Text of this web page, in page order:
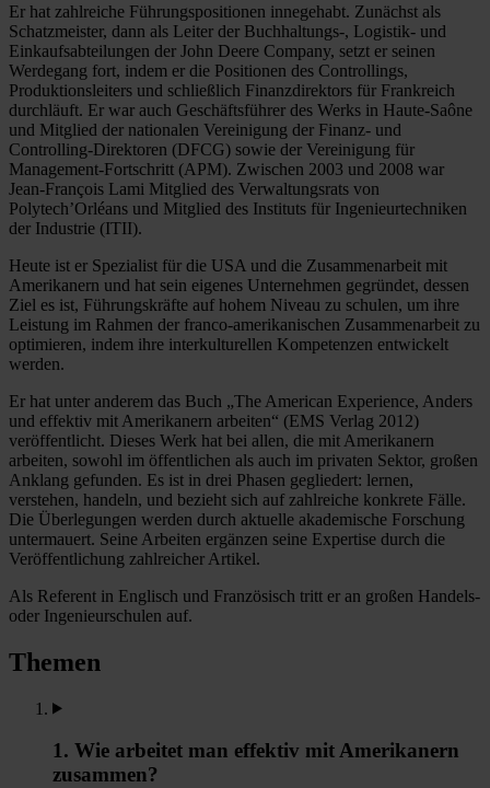
Er hat zahlreiche Führungspositionen innegehabt. Zunächst als
Schatzmeister, dann als Leiter der Buchhaltungs-, Logistik- und
Einkaufsabteilungen der John Deere Company, setzt er seinen
Werdegang fort, indem er die Positionen des Controllings,
Produktionsleiters und schließlich Finanzdirektors für Frankreich
durchläuft. Er war auch Geschäftsführer des Werks in Haute-Saône
und Mitglied der nationalen Vereinigung der Finanz- und
Controlling-Direktoren (DFCG) sowie der Vereinigung für
Management-Fortschritt (APM). Zwischen 2003 und 2008 war
Jean-François Lami Mitglied des Verwaltungsrats von
Polytech’Orléans und Mitglied des Instituts für Ingenieurtechniken
der Industrie (ITII).
Heute ist er Spezialist für die USA und die Zusammenarbeit mit
Amerikanern und hat sein eigenes Unternehmen gegründet, dessen
Ziel es ist, Führungskräfte auf hohem Niveau zu schulen, um ihre
Leistung im Rahmen der franco-amerikanischen Zusammenarbeit zu
optimieren, indem ihre interkulturellen Kompetenzen entwickelt
werden.
Er hat unter anderem das Buch „The American Experience, Anders
und effektiv mit Amerikanern arbeiten“ (EMS Verlag 2012)
veröffentlicht. Dieses Werk hat bei allen, die mit Amerikanern
arbeiten, sowohl im öffentlichen als auch im privaten Sektor, großen
Anklang gefunden. Es ist in drei Phasen gegliedert: lernen,
verstehen, handeln, und bezieht sich auf zahlreiche konkrete Fälle.
Die Überlegungen werden durch aktuelle akademische Forschung
untermauert. Seine Arbeiten ergänzen seine Expertise durch die
Veröffentlichung zahlreicher Artikel.
Als Referent in Englisch und Französisch tritt er an großen Handels-
oder Ingenieurschulen auf.
Themen
1. Wie arbeitet man effektiv mit Amerikanern
zusammen?